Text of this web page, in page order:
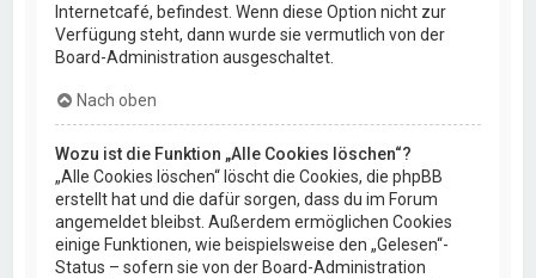
Internetcafé, befindest. Wenn diese Option nicht zur
Verfügung steht, dann wurde sie vermutlich von der
Board-Administration ausgeschaltet.
Nach oben
Wozu ist die Funktion „Alle Cookies löschen“?
„Alle Cookies löschen“ löscht die Cookies, die phpBB
erstellt hat und die dafür sorgen, dass du im Forum
angemeldet bleibst. Außerdem ermöglichen Cookies
einige Funktionen, wie beispielsweise den „Gelesen“-
Status – sofern sie von der Board-Administration